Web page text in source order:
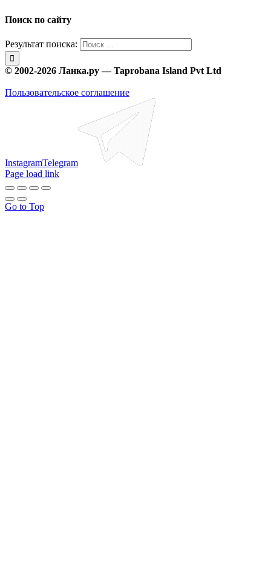
Поиск по сайту
Результат поиска:
© 2002-2026 Ланка.ру — Taprobana Island Pvt Ltd
Пользовательское соглашение
InstagramTelegram
Page load link
Go to Top